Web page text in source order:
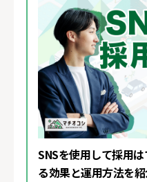
SNSを使用して採用
る効果と運用方法を